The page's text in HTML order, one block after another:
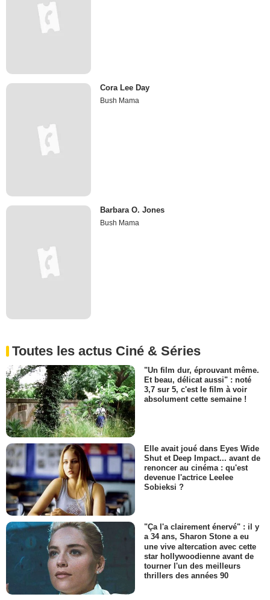
Cora Lee Day
Bush Mama
Barbara O. Jones
Bush Mama
Toutes les actus Ciné & Séries
"Un film dur, éprouvant même.
Et beau, délicat aussi" : noté
3,7 sur 5, c'est le film à voir
absolument cette semaine !
Elle avait joué dans Eyes Wide
Shut et Deep Impact... avant de
renoncer au cinéma : qu'est
devenue l'actrice Leelee
Sobieksi ?
"Ça l'a clairement énervé" : il y
a 34 ans, Sharon Stone a eu
une vive altercation avec cette
star hollywoodienne avant de
tourner l'un des meilleurs
thrillers des années 90